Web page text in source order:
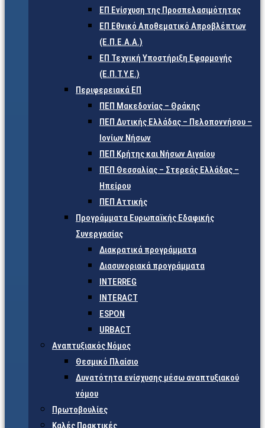
ΕΠ Ενίσχυση της Προσπελασιμότητας
ΕΠ Εθνικό Αποθεματικό Απροβλέπτων
(Ε.Π.Ε.Α.Α.)
ΕΠ Τεχνική Υποστήριξη Εφαρμογής
(Ε.Π.Τ.Υ.Ε.)
Περιφερειακά ΕΠ
ΠΕΠ Μακεδονίας – Θράκης
ΠΕΠ Δυτικής Ελλάδας – Πελοποννήσου –
Ιονίων Νήσων
ΠΕΠ Κρήτης και Νήσων Αιγαίου
ΠΕΠ Θεσσαλίας – Στερεάς Ελλάδας –
Ηπείρου
ΠΕΠ Αττικής
Προγράμματα Ευρωπαϊκής Εδαφικής
Συνεργασίας
Διακρατικά προγράμματα
Διασυνοριακά προγράμματα
INTERREG
INTERACT
ESPON
URBACT
Αναπτυξιακός Νόμος
Θεσμικό Πλαίσιο
Δυνατότητα ενίσχυσης μέσω αναπτυξιακού
νόμου
Πρωτοβουλίες
Καλές Πρακτικές